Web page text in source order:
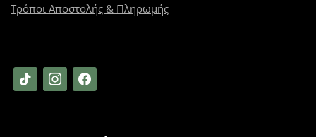
Τρόποι Αποστολής & Πληρωμής
tiktok instagramfacebook